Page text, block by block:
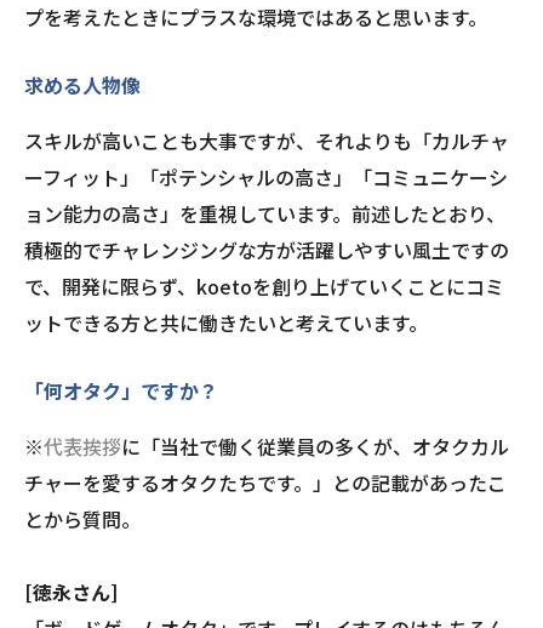
プを考えたときにプラスな環境ではあると思います。
求める人物像
スキルが高いことも大事ですが、それよりも「カルチャ
ーフィット」「ポテンシャルの高さ」「コミュニケーシ
ョン能力の高さ」を重視しています。前述したとおり、
積極的でチャレンジングな方が活躍しやすい風土ですの
で、開発に限らず、koetoを創り上げていくことにコミ
ットできる方と共に働きたいと考えています。
「何オタク」ですか？
※代表挨拶に「当社で働く従業員の多くが、オタクカル
チャーを愛するオタクたちです。」との記載があったこ
とから質問。
[徳永さん]